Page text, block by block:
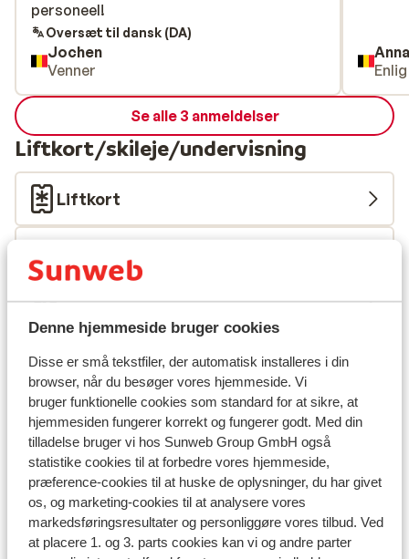
Denne hjemmeside bruger cookies
Disse er små tekstfiler, der automatisk installeres i din
browser, når du besøger vores hjemmeside. Vi
bruger funktionelle cookies som standard for at sikre, at
hjemmesiden fungerer korrekt og fungerer godt. Med din
tilladelse bruger vi hos Sunweb Group GmbH også
statistike cookies til at forbedre vores hjemmeside,
præference-cookies til at huske de oplysninger, du har givet
os, og marketing-cookies til at analysere vores
markedsføringsresultater og personliggøre vores tilbud. Ved
at placere 1. og 3. parts cookies kan vi og andre parter
personeel!
personeel!
Oversæt til dansk (DA)
Jochen
Venner
Se alle 3 anmeldelser
Liftkort/skileje/undervisning
Liftkort
Skileje
Andre overnatningssteder i Les Deux
Alpes
Hotel Serre Palas
Résidence Neige et Soleil
Résidence l'Alpeggio